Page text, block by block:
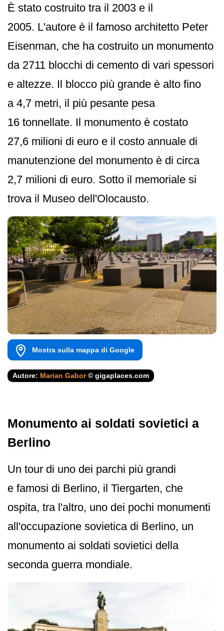
È stato costruito tra il 2003 e il
2005. L'autore è il famoso architetto Peter
Eisenman, che ha costruito un monumento
da 2711 blocchi di cemento di vari spessori
e altezze. Il blocco più grande è alto fino
a 4,7 metri, il più pesante pesa
16 tonnellate. Il monumento è costato
27,6 milioni di euro e il costo annuale di
manutenzione del monumento è di circa
2,7 milioni di euro. Sotto il memoriale si
trova il Museo dell'Olocausto.
Mostra sulla mappa di Google
Autore: Marian Gabor© gigaplaces.com
Monumento ai soldati sovietici a
Berlino
Un tour di uno dei parchi più grandi
e famosi di Berlino, il Tiergarten, che
ospita, tra l'altro, uno dei pochi monumenti
all'occupazione sovietica di Berlino, un
monumento ai soldati sovietici della
seconda guerra mondiale.